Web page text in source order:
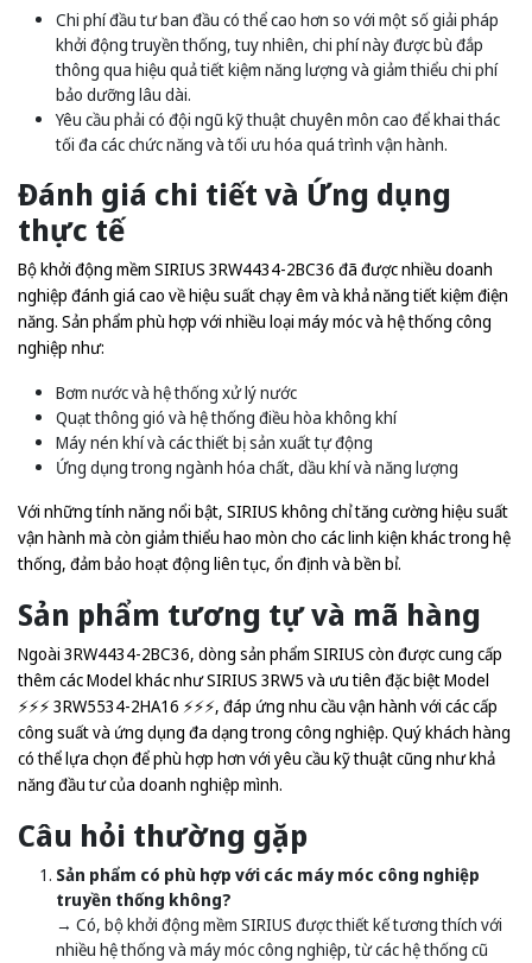
Chi phí đầu tư ban đầu có thể cao hơn so với một số giải pháp
khởi động truyền thống, tuy nhiên, chi phí này được bù đắp
thông qua hiệu quả tiết kiệm năng lượng và giảm thiểu chi phí
bảo dưỡng lâu dài.
Yêu cầu phải có đội ngũ kỹ thuật chuyên môn cao để khai thác
tối đa các chức năng và tối ưu hóa quá trình vận hành.
Đánh giá chi tiết và Ứng dụng
thực tế
Bộ khởi động mềm SIRIUS 3RW4434-2BC36 đã được nhiều doanh
nghiệp đánh giá cao về hiệu suất chạy êm và khả năng tiết kiệm điện
năng. Sản phẩm phù hợp với nhiều loại máy móc và hệ thống công
nghiệp như:
Bơm nước và hệ thống xử lý nước
Quạt thông gió và hệ thống điều hòa không khí
Máy nén khí và các thiết bị sản xuất tự động
Ứng dụng trong ngành hóa chất, dầu khí và năng lượng
Với những tính năng nổi bật, SIRIUS không chỉ tăng cường hiệu suất
vận hành mà còn giảm thiểu hao mòn cho các linh kiện khác trong hệ
thống, đảm bảo hoạt động liên tục, ổn định và bền bỉ.
Sản phẩm tương tự và mã hàng
Ngoài 3RW4434-2BC36, dòng sản phẩm SIRIUS còn được cung cấp
thêm các Model khác như SIRIUS 3RW5 và ưu tiên đặc biệt Model
⚡️⚡️⚡️ 3RW5534-2HA16 ⚡️⚡️⚡️, đáp ứng nhu cầu vận hành với các cấp
công suất và ứng dụng đa dạng trong công nghiệp. Quý khách hàng
có thể lựa chọn để phù hợp hơn với yêu cầu kỹ thuật cũng như khả
năng đầu tư của doanh nghiệp mình.
Câu hỏi thường gặp
Sản phẩm có phù hợp với các máy móc công nghiệp
truyền thống không?
→ Có, bộ khởi động mềm SIRIUS được thiết kế tương thích với
nhiều hệ thống và máy móc công nghiệp, từ các hệ thống cũ